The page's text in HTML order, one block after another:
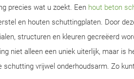
precies wat u zoekt. Een hout beton
en houten schuttingplaten. Door
structuren en kleuren gecreëerd
niet alleen een uniek uiterlijk, maar is
vrijwel onderhoudsarm. Zo